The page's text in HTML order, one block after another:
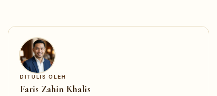
DITULIS OLEH
Faris Zahin Khalis